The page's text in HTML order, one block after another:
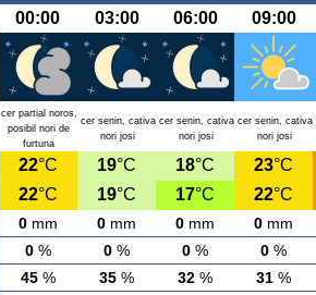
00:00 03:00 06:00 09:00
cer partial noros,
posibil nori de
furtuna
cer senin, cativa
nori josi
cer senin, cativa
nori josi
cer senin, cativa
nori josi
22°C 19°C 18°C 23°C
22°C 19°C 17°C 22°C
0 mm 0 mm 0 mm 0 mm
0 % 0 % 0 % 0 %
45 % 35 % 32 % 31 %